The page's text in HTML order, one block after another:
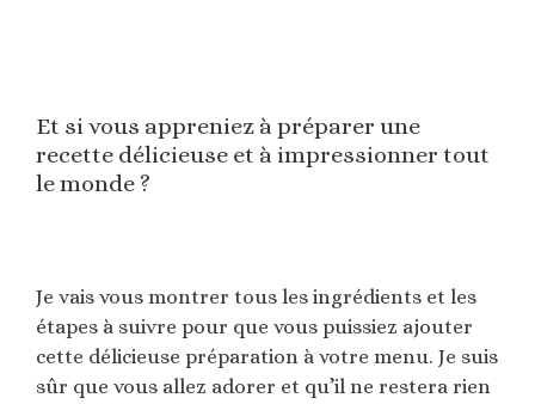
Et si vous appreniez à préparer une
recette délicieuse et à impressionner tout
le monde ?
Je vais vous montrer tous les ingrédients et les
étapes à suivre pour que vous puissiez ajouter
cette délicieuse préparation à votre menu. Je suis
sûr que vous allez adorer et qu’il ne restera rien